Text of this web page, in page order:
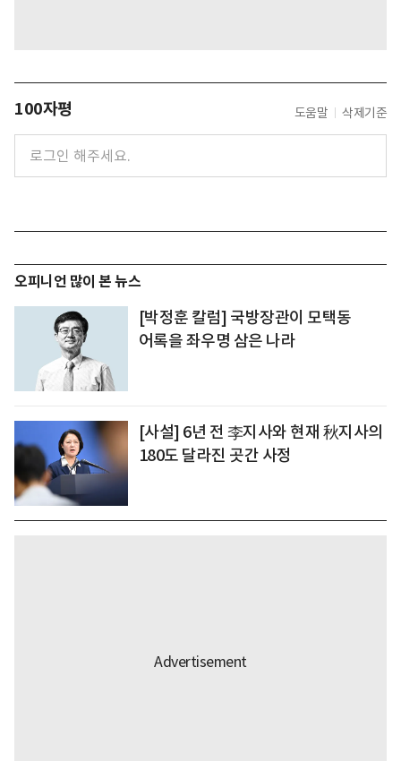
100자평 도움말 삭제기준
오피니언 많이 본 뉴스
[박정훈 칼럼] 국방장관이 모택동
어록을 좌우명 삼은 나라
[사설] 6년 전 李지사와 현재 秋지사의
180도 달라진 곳간 사정